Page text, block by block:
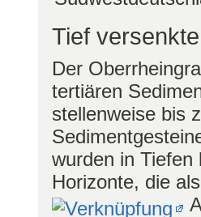
Tief
Der
tertiären
stellenweise bis
wurden in
Horizonte, die